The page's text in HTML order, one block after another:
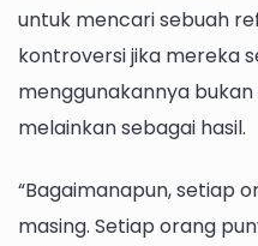
untuk mencari sebuah
kontroversi jika mereka
menggunakannya
melainkan sebagai hasil.
“Bagaimanapun, setiap
masing. Setiap orang